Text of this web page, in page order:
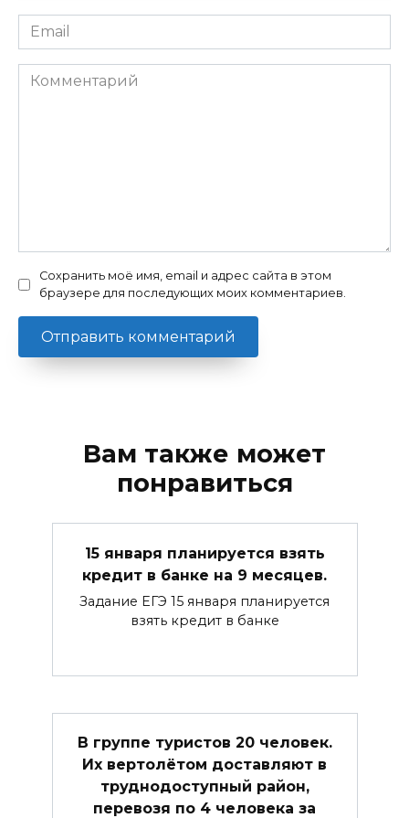
Email
*
Комментарий
Сохранить моё имя, email и адрес сайта в этом
браузере для последующих моих комментариев.
Вам также может
понравиться
15 января планируется взять
кредит в банке на 9 месяцев.
Задание ЕГЭ 15 января планируется
взять кредит в банке
В группе туристов 20 человек.
Их вертолётом доставляют в
труднодоступный район,
перевозя по 4 человека за